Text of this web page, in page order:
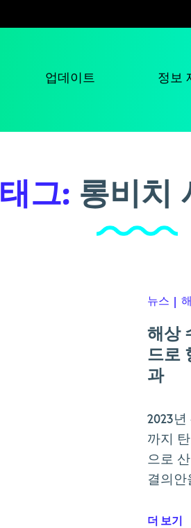
업데이트 정보
태그: 롱비치
뉴스 |
해상
드로
과
2023년
까지
으로
결의안
더 보기